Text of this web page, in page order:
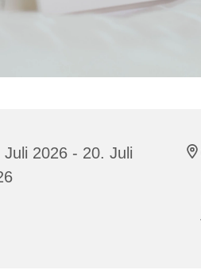
Juli 2026 - 20. Juli